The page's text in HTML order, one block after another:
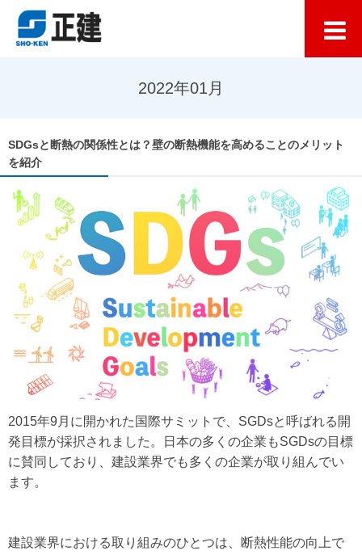
2022年01月
SDGsと断熱の関係性とは？壁の断熱機能を高めることのメリット
を紹介
2015年9月に開かれた国際サミットで、SGDsと呼ばれる開
発目標が採択されました。日本の多くの企業もSGDsの目標
に賛同しており、建設業界でも多くの企業が取り組んでい
ます。
建設業界における取り組みのひとつは、断熱性能の向上で